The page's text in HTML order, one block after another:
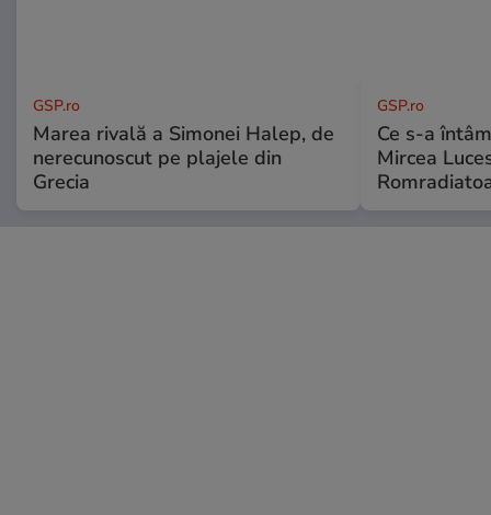
GSP.ro
Marea rivală a Simonei Halep, de
nerecunoscut pe plajele din
Grecia
GSP.ro
Ce s-a
Mircea